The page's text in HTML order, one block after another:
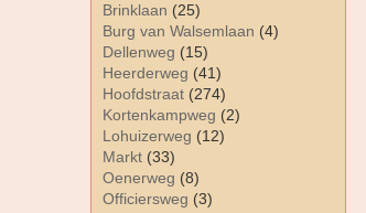
Brinklaan (25)
Burg van Walsemlaan (4)
Dellenweg (15)
Heerderweg (41)
Hoofdstraat (274)
Kortenkampweg (2)
Lohuizerweg (12)
Markt (33)
Oenerweg (8)
Officiersweg (3)